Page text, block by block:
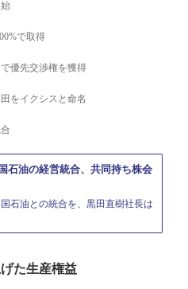
で取得
優先交渉権を獲得
をイクシスと命名
石油の経営統合、共同持ち株会
石油との統合を、黒田直樹社長は
た生産権益